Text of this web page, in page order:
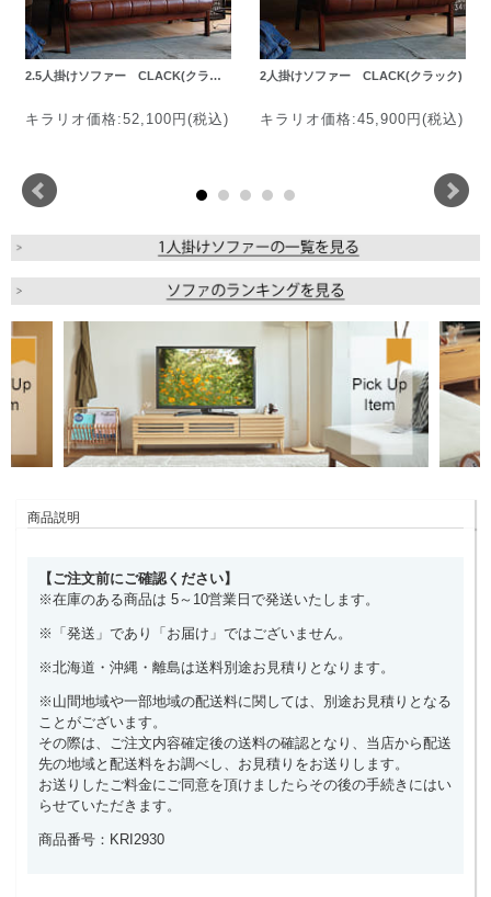
2.5人掛けソファー CLACK(クラ…
キラリオ価格:52,100円(税込)
2人掛けソファー CLACK(クラック)
キラリオ価格:45,900円(税込)
商品説明
【ご注文前にご確認ください】
※在庫のある商品は 5～10営業日で発送いたします。
※「発送」であり「お届け」ではございません。
※北海道・沖縄・離島は送料別途お見積りとなります。
※山間地域や一部地域の配送料に関しては、別途お見積りとなる
ことがございます。
その際は、ご注文内容確定後の送料の確認となり、当店から配送
先の地域と配送料をお調べし、お見積りをお送りします。
お送りしたご料金にご同意を頂けましたらその後の手続きにはい
らせていただきます。
商品番号：KRI2930